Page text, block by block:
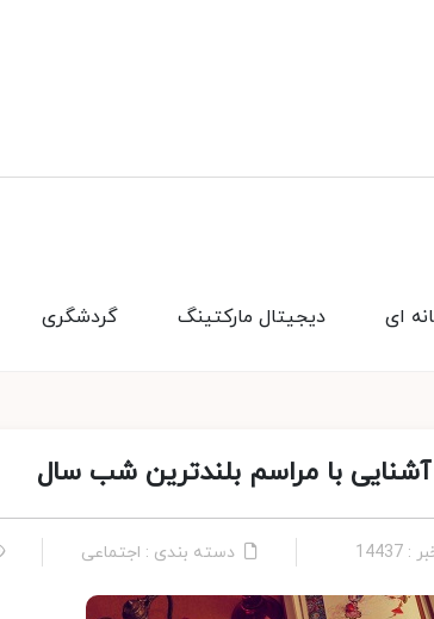
گردشگری دیجیتال مارکتینگ ای
با مراسم بلندترین شب سال
دسته بندی : اجتماعی